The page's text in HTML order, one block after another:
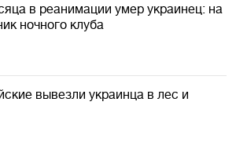
в реанимации умер украинец: на
ночного клуба
вывезли украинца в лес и